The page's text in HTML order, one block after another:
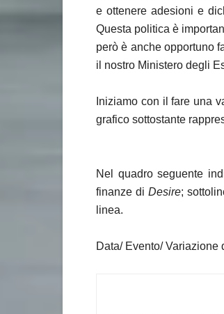
e ottenere adesioni e
Questa politica è
però è anche opportuno
il nostro Ministero degli
Iniziamo con il fare una
grafico sottostante
Nel quadro seguente
finanze di Desire;
linea.
Data/ Evento/ Variazione